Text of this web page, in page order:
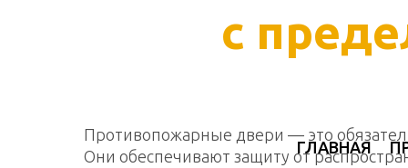
ГЛАВНАЯ
с
Противопожарные двери — это
Они обеспечивают защиту от